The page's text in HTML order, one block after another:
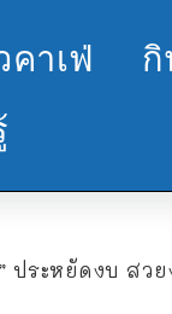
คาเฟ่
ประหยัดงบ สว